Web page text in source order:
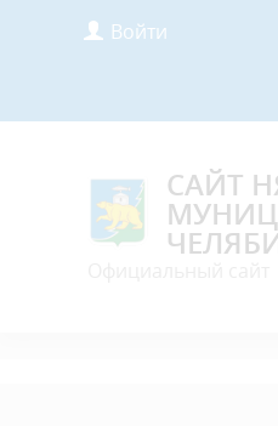
Войти
САЙТ